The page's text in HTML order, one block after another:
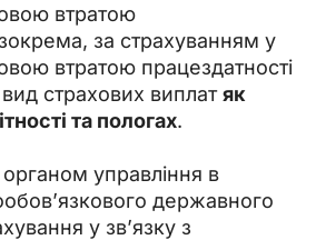
втратою
за страхуванням у
втратою працездатності
страхових виплат як
та пологах.
управління в
державного
у зв’язку з